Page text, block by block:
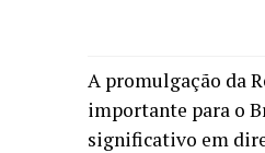
A promulgação da
importante para o
significativo em